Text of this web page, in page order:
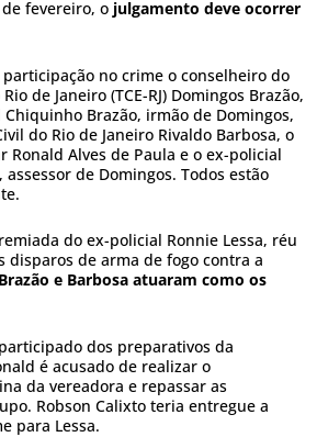
fevereiro, o julgamento deve ocorrer
no crime o conselheiro do
de Janeiro (TCE-RJ) Domingos Brazão,
Brazão, irmão de Domingos,
do Rio de Janeiro Rivaldo Barbosa, o
Ronald Alves de Paula e o ex-policial
de Domingos. Todos estão
do ex-policial Ronnie Lessa, réu
disparos de arma de fogo contra a
e Barbosa atuaram como os
dos preparativos da
é acusado de realizar o
da vereadora e repassar as
Robson Calixto teria entregue a
para Lessa.